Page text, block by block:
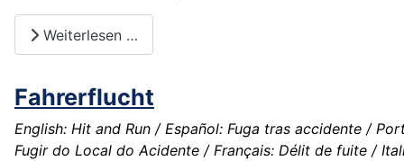
Weiterlesen …
Fahrerflucht
English: Hit and Run / Español: Fuga tras accidente /
Fugir do Local do Acidente / Français: Délit de fuite /